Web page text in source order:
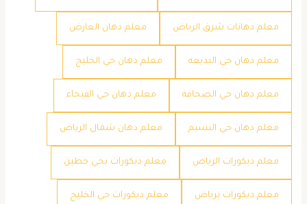
معلم دهانات شرق الرياض معلم دهان العارض
معلم دهان حي البديعه معلم دهان حي الخليج
معلم دهان حي الصحافة معلم دهان حي الفيحاء
معلم دهان حي النسيم معلم دهان شمال الرياض
معلم ديكورات الرياض معلم ديكورات بحي حطين
معلم ديكورات برياض معلم ديكورات حي الخليج